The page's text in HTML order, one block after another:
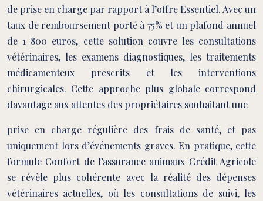
de prise en charge par rapport à l’offre Essentiel. Avec un
taux de remboursement porté à 75% et un plafond annuel
de 1 800 euros, cette solution couvre les consultations
vétérinaires, les examens diagnostiques, les traitements
médicamenteux prescrits et les interventions
chirurgicales. Cette approche plus globale correspond
davantage aux attentes des propriétaires souhaitant une
prise en charge régulière des frais de santé, et pas
uniquement lors d’événements graves. En pratique, cette
formule Confort de l’assurance animaux Crédit Agricole
se révèle plus cohérente avec la réalité des dépenses
vétérinaires actuelles, où les consultations de suivi, les